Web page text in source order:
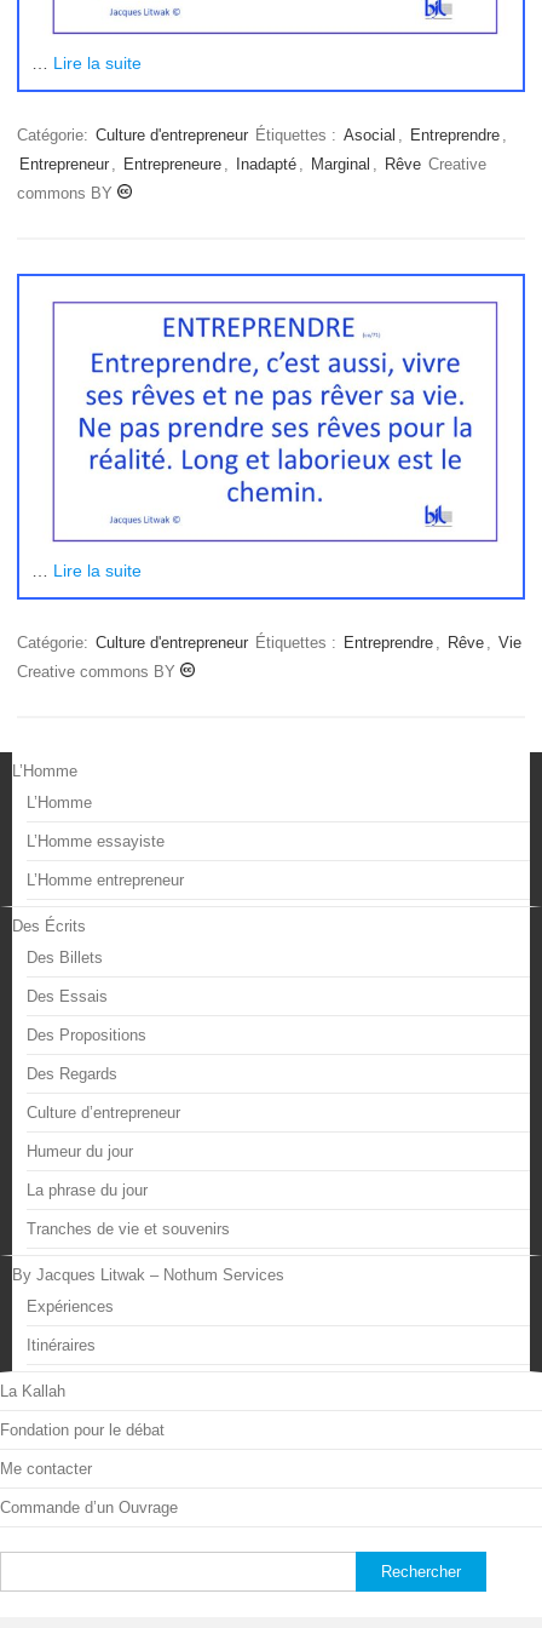
Lire la suite
Catégorie: Culture d'entrepreneur Étiquettes : Asocial Entreprendre
Entrepreneur
Entrepreneure Inadapté Marginal Rêve Creative
commons BY
Lire la suite
Catégorie: Culture d'entrepreneur Étiquettes : Entreprendre , Rêve , Vie
Creative commons BY
L’Homme
L’Homme
L’Homme essayiste
L’Homme entrepreneur
Des Écrits
Des Billets
Des Essais
Des Propositions
Des Regards
Culture d’entrepreneur
Humeur du jour
La phrase du jour
Tranches de vie et souvenirs
By Jacques Litwak – Nothum Services
Expériences
Itinéraires
La Kallah
Fondation pour le débat
Me contacter
Commande d’un Ouvrage